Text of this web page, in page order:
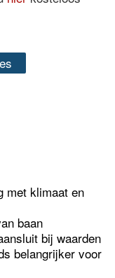
met klimaat en
baan
bij waarden
belangrijker voor